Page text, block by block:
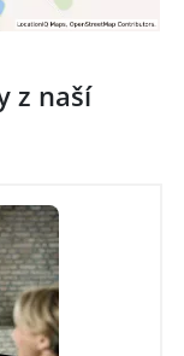
z naší